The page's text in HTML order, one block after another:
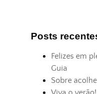
Posts
Felizes em
Guia
Sobre